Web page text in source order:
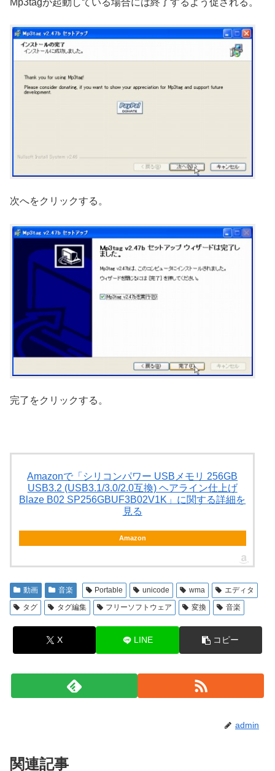
次へをクリックする。
完了をクリックする。
Amazonで「シリコンパワー USBメモリ 256GB
USB3.2 (USB3.1/3.0/2.0互換) ヘアライン仕上げ
Blaze B02 SP256GBUF3B02V1K」に関する詳細を
見る
Amazon
動画 音楽 Portable unicode wma
エディタ
タグ
タグ編集 フリーソフトウェア 変換 音楽
X LINE コピー
admin
関連記事